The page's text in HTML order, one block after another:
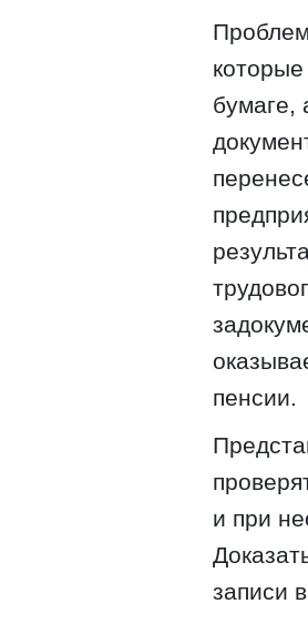
бумаге,
пенсии.
и при
записи